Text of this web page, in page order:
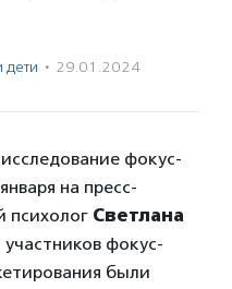
дети · 29.01.2024
фокус-
на пресс-
психолог Светлана
участников фокус-
были